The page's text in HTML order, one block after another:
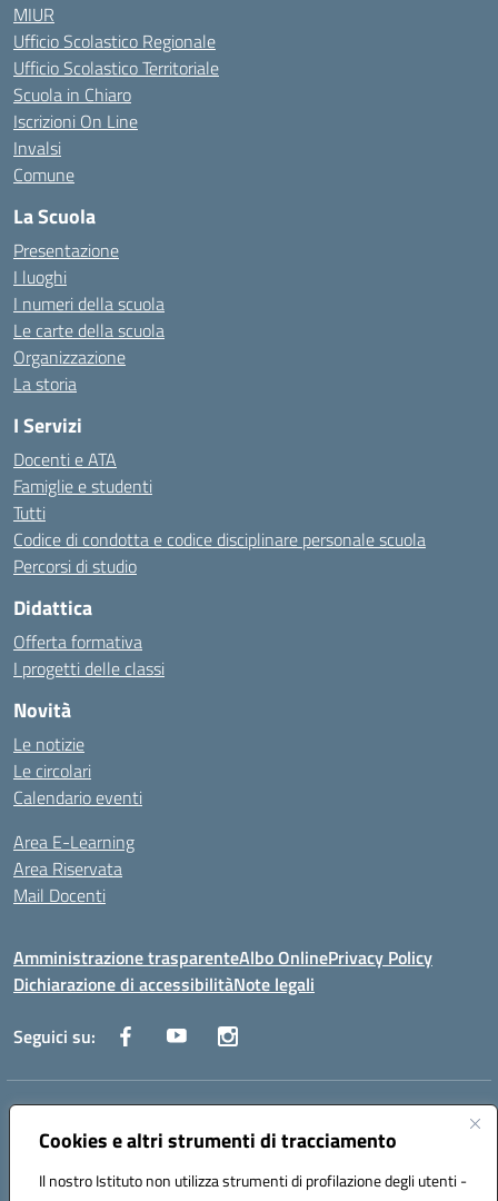
Cookies e altri strumenti di tracciamento
Il nostro Istituto non utilizza strumenti di profilazione degli utenti -
MIUR
Ufficio Scolastico Regionale
Ufficio Scolastico Territoriale
Scuola in Chiaro
Iscrizioni On Line
Invalsi
Comune
La Scuola
Presentazione
I luoghi
I numeri della scuola
Le carte della scuola
Organizzazione
La storia
I Servizi
Docenti e ATA
Famiglie e studenti
Tutti
Codice di condotta e codice disciplinare personale scuola
Percorsi di studio
Didattica
Offerta formativa
I progetti delle classi
Novità
Le notizie
Le circolari
Calendario eventi
Area E-Learning
Area Riservata
Mail Docenti
Amministrazione trasparenteAlbo OnlinePrivacy Policy
Dichiarazione di accessibilitàNote legali
Seguici su:
Indirizzo:
Centralino:0885 417864 Email:fgpc180008@istruzione.it